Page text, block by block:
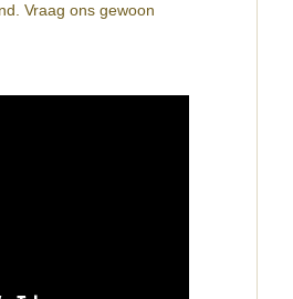
Vraag ons gewoon